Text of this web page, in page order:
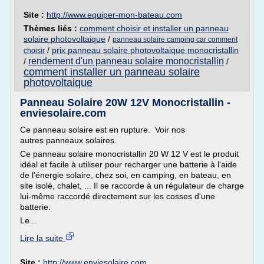
Site : http://www.equiper-mon-bateau.com
Thèmes liés : comment choisir et installer un panneau
solaire photovoltaique / panneau solaire camping car comment
choisir / prix panneau solaire photovoltaique monocristallin
/ rendement d'un panneau solaire monocristallin /
comment installer un panneau solaire
photovoltaique
Panneau Solaire 20W 12V Monocristallin -
enviesolaire.com
Ce panneau solaire est en rupture. Voir nos
autres panneaux solaires.
Ce panneau solaire monocristallin 20 W 12 V est le produit
idéal et facile à utiliser pour recharger une batterie à l'aide
de l'énergie solaire, chez soi, en camping, en bateau, en
site isolé, chalet, ... Il se raccorde à un régulateur de charge
lui-même raccordé directement sur les cosses d'une
batterie.
Le...
Lire la suite